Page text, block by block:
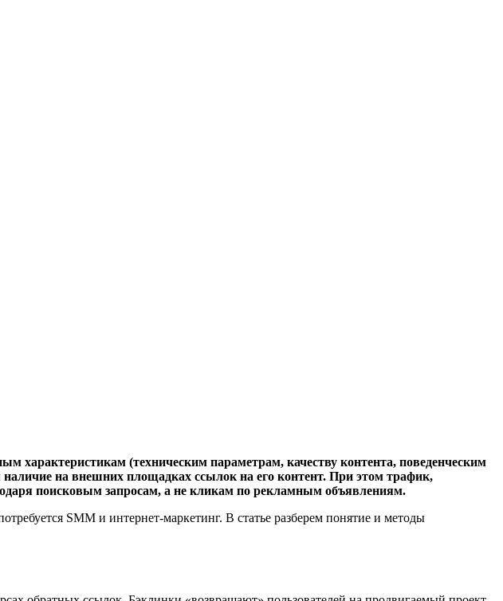
характеристикам (техническим параметрам, качеству контента, поведенческим
на внешних площадках ссылок на его контент. При этом трафик,
поисковым запросам, а не кликам по рекламным объявлениям.
SMM и интернет-маркетинг. В статье разберем понятие и методы